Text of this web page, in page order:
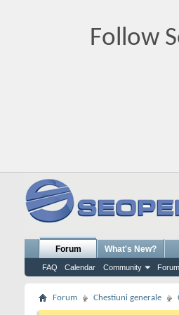
Follow
Forum
FAQ Calendar Community
What's New?
Forum Chestiuni generale